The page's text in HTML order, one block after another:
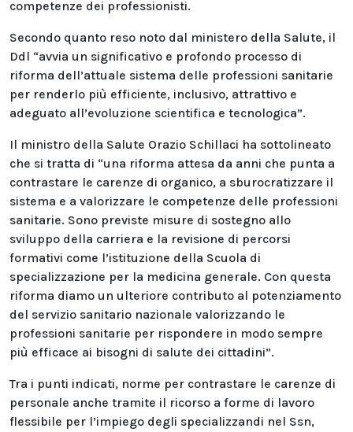
competenze dei professionisti.
Secondo quanto reso noto dal ministero della Salute, il
Ddl “avvia un significativo e profondo processo di
riforma dell’attuale sistema delle professioni sanitarie
per renderlo più efficiente, inclusivo, attrattivo e
adeguato all’evoluzione scientifica e tecnologica”.
Il ministro della Salute Orazio Schillaci ha sottolineato
che si tratta di “una riforma attesa da anni che punta a
contrastare le carenze di organico, a sburocratizzare il
sistema e a valorizzare le competenze delle professioni
sanitarie. Sono previste misure di sostegno allo
sviluppo della carriera e la revisione di percorsi
formativi come l’istituzione della Scuola di
specializzazione per la medicina generale. Con questa
riforma diamo un ulteriore contributo al potenziamento
del servizio sanitario nazionale valorizzando le
professioni sanitarie per rispondere in modo sempre
più efficace ai bisogni di salute dei cittadini”.
Tra i punti indicati, norme per contrastare le carenze di
personale anche tramite il ricorso a forme di lavoro
flessibile per l’impiego degli specializzandi nel Ssn,